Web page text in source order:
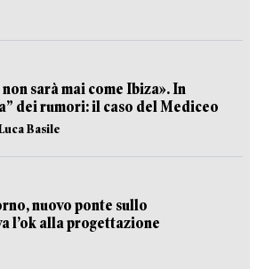
sarà mai come Ibiza». In
dei rumori: il caso del Mediceo
Basile
nuovo ponte sullo
l’ok alla progettazione